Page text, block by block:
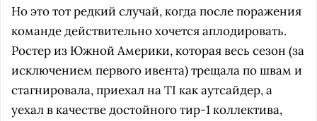
Но это тот редкий случай, когда после поражения
команде действительно хочется аплодировать.
Ростер из Южной Америки, которая весь сезон (за
исключением первого ивента) трещала по швам и
стагнировала, приехал на TI как аутсайдер, а
уехал в качестве достойного тир-1 коллектива,